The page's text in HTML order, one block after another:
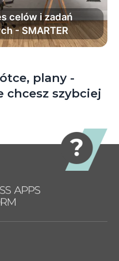
celów i zadań
- SMARTER
planów o 90%.
plany -
chcesz szybciej